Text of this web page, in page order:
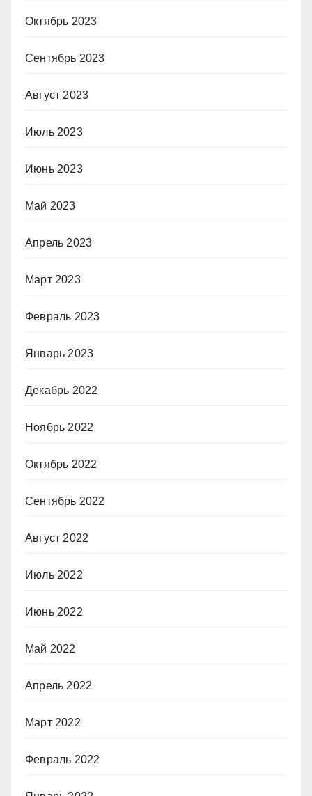
Октябрь 2023
Сентябрь 2023
Август 2023
Июль 2023
Июнь 2023
Май 2023
Апрель 2023
Март 2023
Февраль 2023
Январь 2023
Декабрь 2022
Ноябрь 2022
Октябрь 2022
Сентябрь 2022
Август 2022
Июль 2022
Июнь 2022
Май 2022
Апрель 2022
Март 2022
Февраль 2022